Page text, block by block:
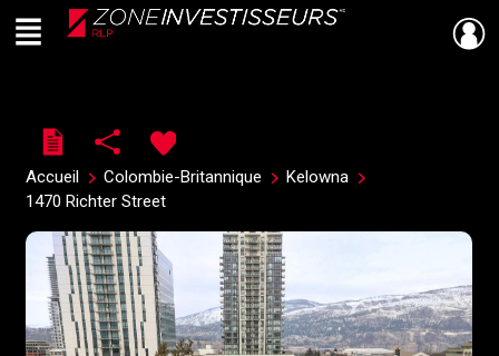
Live
En Direct
Menu
Accueil Colombie-Britannique
Kelowna
1470 Richter Street